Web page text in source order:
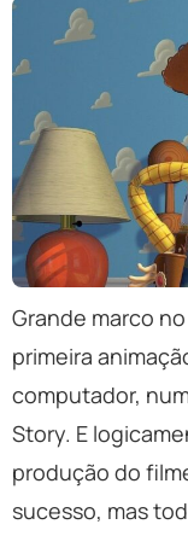
Grande marco
primeira
computador,
Story. E
produção do
sucesso, mas